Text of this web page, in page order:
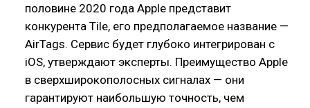
половине 2020 года Apple представит
конкурента Tile, его предполагаемое название —
AirTags. Сервис будет глубоко интегрирован с
iOS, утверждают эксперты. Преимущество Apple
в сверхширокополосных сигналах — они
гарантируют наибольшую точность, чем